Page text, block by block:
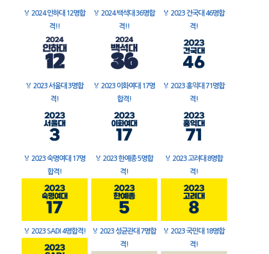
🏅 2024 인하대 12명합
격!!
🏅 2024 백석대 36명합
격!!
🏅 2023 건국대 46명합
격!
🏅 2023 서울대 3명합
격!
🏅 2023 이화여대 17명
합격!
🏅 2023 홍익대 71명합
격!
🏅 2023 숙명여대 17명
합격!
🏅 2023 한예종 5명합
격!
🏅 2023 고려대 8명합
격!
🏅 2023 SADI 4명합격! 🏅 2023 성균관대 7명합
격!
🏅 2023 국민대 18명합
격!